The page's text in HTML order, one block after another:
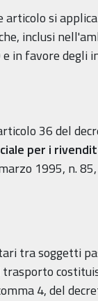
articolo si
inclusi
e in favore
36 del
per i
1995, n.
tra soggetti
4, del